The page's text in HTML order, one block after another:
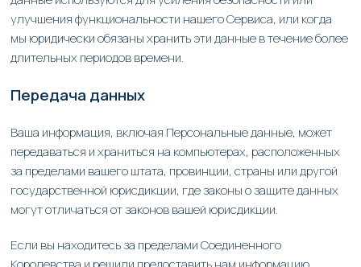
улучшения функциональности нашего Сервиса, или когда
мы юридически обязаны хранить эти данные в течение более
длительных периодов времени.
Передача данных
Ваша информация, включая Персональные данные, может
передаваться и храниться на компьютерах, расположенных
за пределами вашего штата, провинции, страны или другой
государственной юрисдикции, где законы о защите данных
могут отличаться от законов вашей юрисдикции.
Если вы находитесь за пределами Соединенного